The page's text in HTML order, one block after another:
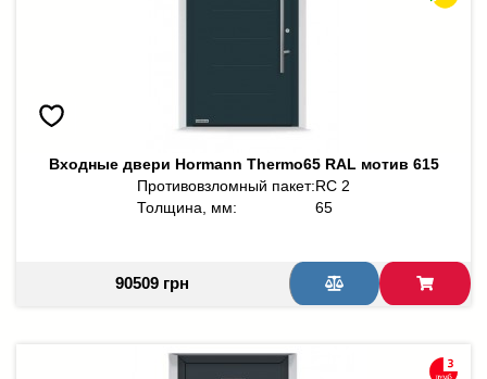
Входные двери Hormann Thermo65 RAL мотив 615
Противовзломный пакет:RC 2
Толщина, мм:
65
90509 грн